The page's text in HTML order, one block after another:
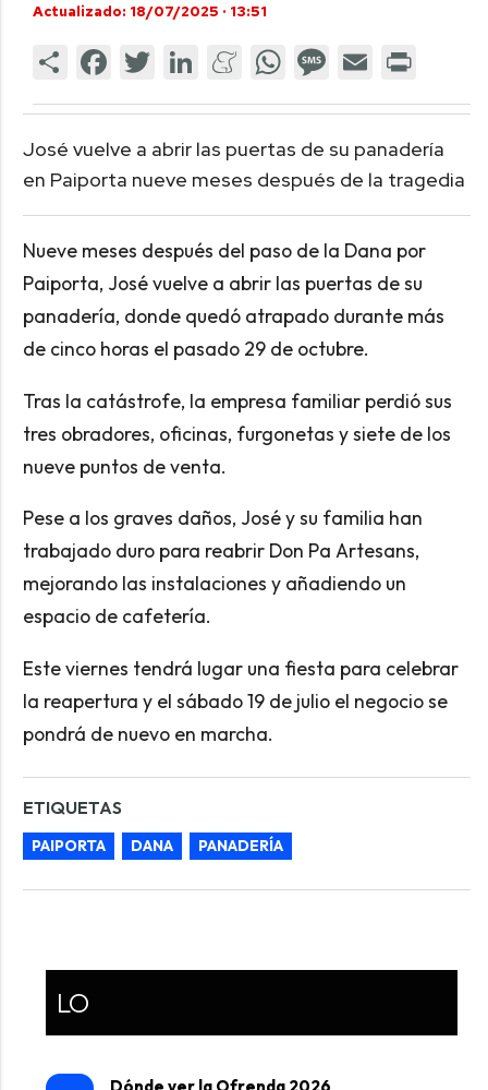
Actualizado: 18/07/2025 · 13:51
José vuelve a abrir las puertas de su panadería
en Paiporta nueve meses después de la tragedia
Nueve meses después del paso de la Dana por
Paiporta, José vuelve a abrir las puertas de su
panadería, donde quedó atrapado durante más
de cinco horas el pasado 29 de octubre.
Tras la catástrofe, la empresa familiar perdió sus
tres obradores, oficinas, furgonetas y siete de los
nueve puntos de venta.
Pese a los graves daños, José y su familia han
trabajado duro para reabrir Don Pa Artesans,
mejorando las instalaciones y añadiendo un
espacio de cafetería.
Este viernes tendrá lugar una fiesta para celebrar
la reapertura y el sábado 19 de julio el negocio se
pondrá de nuevo en marcha.
ETIQUETAS
PAIPORTA DANA PANADERÍA
LO